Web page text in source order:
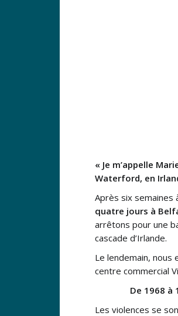
« Je m’appelle
Waterford, en
Après six semaines
quatre jours à
arrêtons pour une
cascade d’Irlande.
Le lendemain, nous
centre commercial
De 1968 à
Les violences se